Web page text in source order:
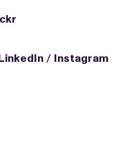
/ Instagram